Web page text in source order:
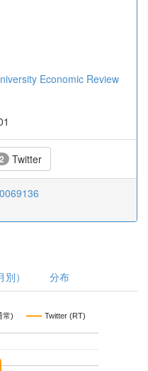
Economic Review
Twitter
） 分布
常) Twitter (RT)